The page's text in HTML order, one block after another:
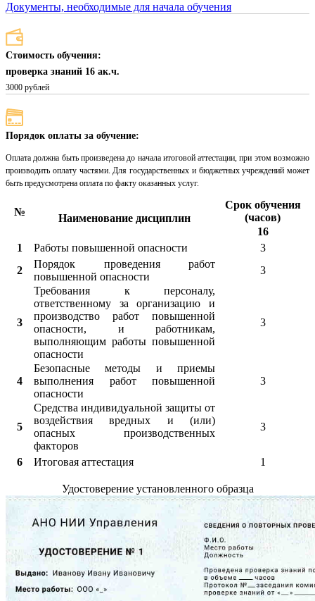
Документы, необходимые для начала обучения
Стоимость обучения:
проверка знаний 16 ак.ч.
3000 рублей
Порядок оплаты за обучение:
Оплата должна быть произведена до начала итоговой аттестации, при этом возможно
производить оплату частями. Для государственных и бюджетных учреждений может
быть предусмотрена оплата по факту оказанных услуг.
№
Наименование дисциплин
Срок обучения
(часов)
16
1
Работы повышенной опасности
3
2
Порядок проведения работ
повышенной опасности
3
3
Требования к персоналу,
ответственному за организацию и
производство работ повышенной
опасности, и работникам,
выполняющим работы повышенной
опасности
3
4
Безопасные методы и приемы
выполнения работ повышенной
опасности
3
5
Средства индивидуальной защиты от
воздействия вредных и (или)
опасных производственных
факторов
3
6 Итоговая аттестация 1
Удостоверение установленного образца